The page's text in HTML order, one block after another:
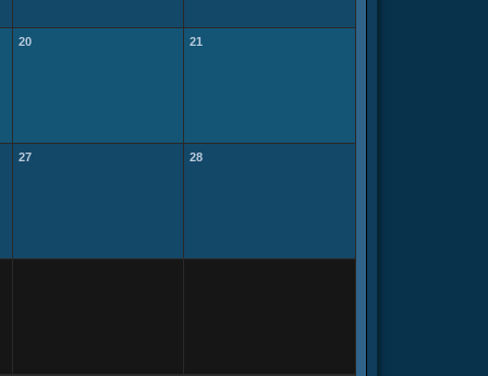
20 21
27 28